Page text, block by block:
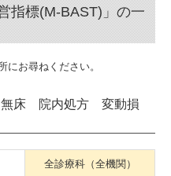
指標(M-BAST)」の一
にお尋ねください。
床 院内処方 変動損
全診療科（全機関）